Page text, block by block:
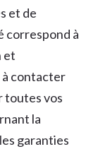
et de
correspond à
et
à contacter
toutes vos
la
garanties